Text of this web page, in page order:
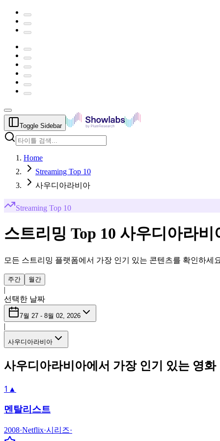
Toggle Sidebar
Home
Streaming Top 10
사우디아라비아
Streaming Top 10
스트리밍 Top 10 사우디아라비
모든 스트리밍 플랫폼에서 가장 인기 있는 콘텐츠를 확인하
주간 월간
|
선택한 날짜
7월 27 - 8월 02, 2026
|
사우디아라비아
사우디아라비아에서 가장 인기 있는 영화
1 ▲
멘탈리스트
2008·Netflix·시리즈·